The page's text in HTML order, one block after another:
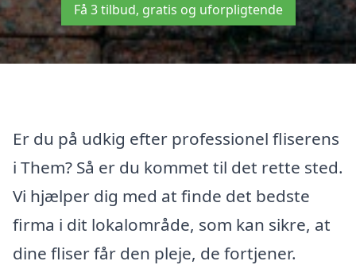
Få 3 tilbud, gratis og uforpligtende
Er du på udkig efter professionel fliserens
i Them? Så er du kommet til det rette sted.
Vi hjælper dig med at finde det bedste
firma i dit lokalområde, som kan sikre, at
dine fliser får den pleje, de fortjener.